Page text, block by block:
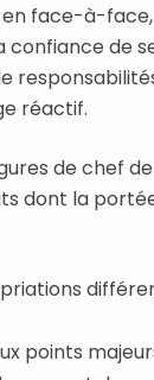
face-à-
confiance de
réactif.
de chef
dont la
points